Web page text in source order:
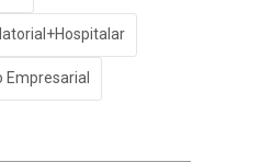
Empresarial